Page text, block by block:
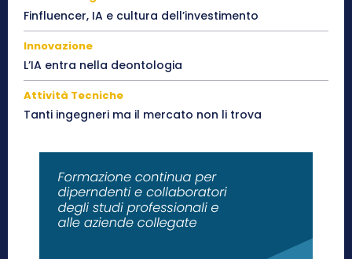
Finfluencer, IA e cultura dell’investimento
Innovazione
L’IA entra nella deontologia
Attività Tecniche
Tanti ingegneri ma il mercato non li trova